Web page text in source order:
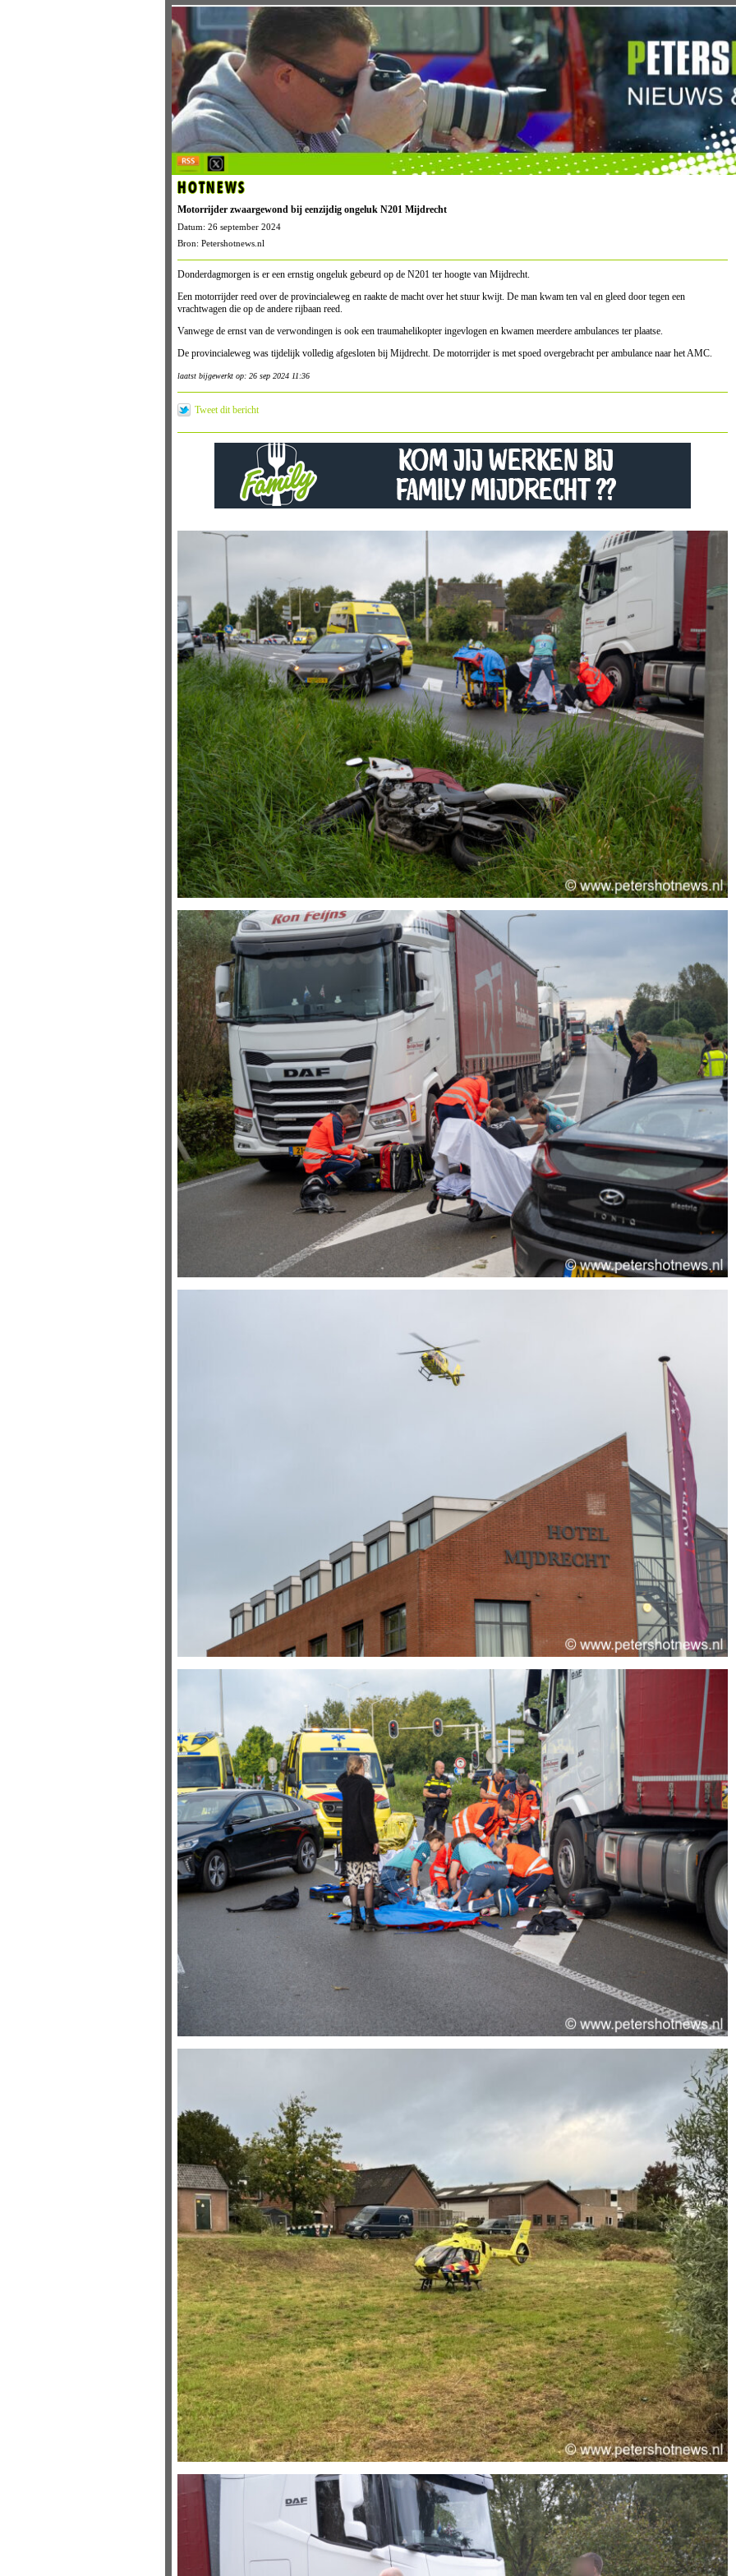
HOTNEWS
Motorrijder zwaargewond bij eenzijdig ongeluk N201 Mijdrecht
Datum: 26 september 2024
Bron: Petershotnews.nl
Donderdagmorgen is er een ernstig ongeluk gebeurd op de N201 ter hoogte van Mijdrecht.
Een motorrijder reed over de provincialeweg en raakte de macht over het stuur kwijt. De man kwam ten val en gleed door tegen een
vrachtwagen die op de andere rijbaan reed.
Vanwege de ernst van de verwondingen is ook een traumahelikopter ingevlogen en kwamen meerdere ambulances ter plaatse.
De provincialeweg was tijdelijk volledig afgesloten bij Mijdrecht. De motorrijder is met spoed overgebracht per ambulance naar het AMC.
laatst bijgewerkt op: 26 sep 2024 11:36
Tweet dit bericht